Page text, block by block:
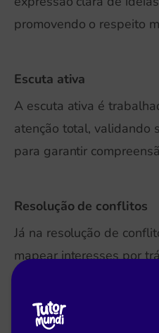
promovendo o respeito
Escuta ativa
A escuta ativa é
atenção total, validando
para garantir
Resolução de conflitos
Já na resolução de
mapear interesses por
acordos que sejam